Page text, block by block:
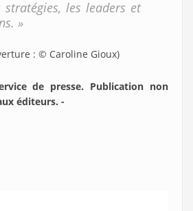
stratégies, les leaders et
»
: © Caroline Gioux)
de presse. Publication non
éditeurs. -